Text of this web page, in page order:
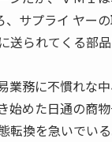
サプライ ヤーの
送られてくる部
務に不慣れな
始めた日通の
換を急いでいる